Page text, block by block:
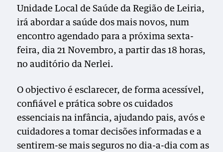
Unidade Local de Saúde da Região de Leiria,
irá abordar a saúde dos mais novos, num
encontro agendado para a próxima sexta-
feira, dia 21 Novembro, a partir das 18 horas,
no auditório da Nerlei.
O objectivo é esclarecer, de forma acessível,
confiável e prática sobre os cuidados
essenciais na infância, ajudando pais, avós e
cuidadores a tomar decisões informadas e a
sentirem-se mais seguros no dia-a-dia com as